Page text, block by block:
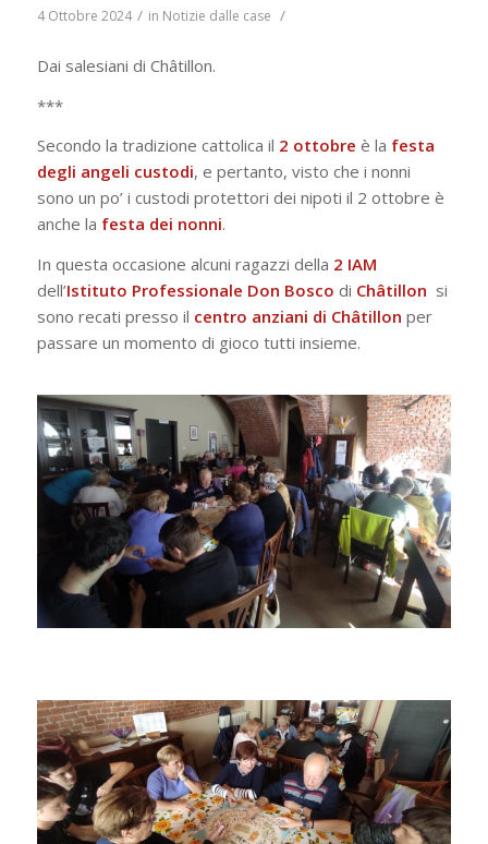
4 Ottobre 2024 / in Notizie dalle case /
Dai salesiani di Châtillon.
***
Secondo la tradizione cattolica il 2 ottobre è la festa
degli angeli custodi, e pertanto, visto che i nonni
sono un po’ i custodi protettori dei nipoti il 2 ottobre è
anche la festa dei nonni.
In questa occasione alcuni ragazzi della 2 IAM
dell’Istituto Professionale Don Bosco di Châtillon si
sono recati presso il centro anziani di Châtillon per
passare un momento di gioco tutti insieme.